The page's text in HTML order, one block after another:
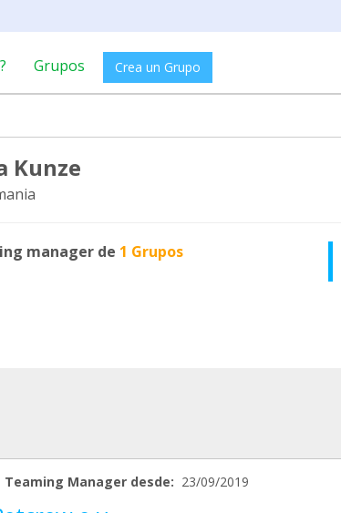
Grupos Crea un Grupo
Kunze
manager de 1 Grupos
Teaming Manager desde: 23/09/2019